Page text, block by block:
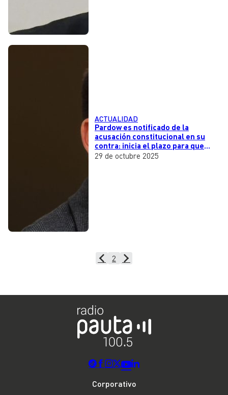
ACTUALIDAD
Pardow es notificado de la
acusación constitucional en su
contra: inicia el plazo para que
presente su defensa
29 de octubre 2025
2
Corporativo